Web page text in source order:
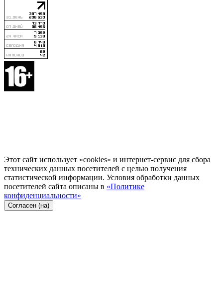
Этот сайт использует «cookies» и интернет-сервис для сбора
технических данных посетителей с целью получения
статистической информации. Условия обработки данных
посетителей сайта описаны в «Политике
конфиденциальности»
Согласен (на)